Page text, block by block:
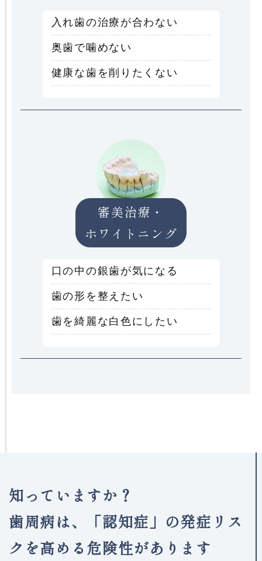
入れ歯の治療が合わない
奥歯で噛めない
健康な歯を削りたくない
審美治療・
ホワイトニング
口の中の銀歯が気になる
歯の形を整えたい
歯を綺麗な白色にしたい
知っていますか？
歯周病は、「認知症」の発症リス
クを高める危険性があります